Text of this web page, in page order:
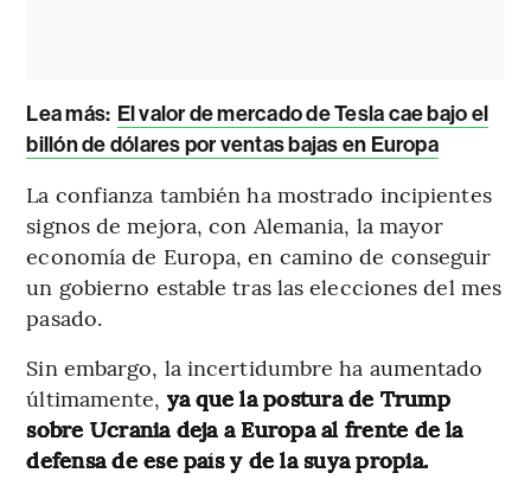
Lea más: El valor de mercado de Tesla cae bajo el
billón de dólares por ventas bajas en Europa
La confianza también ha mostrado incipientes
signos de mejora, con Alemania, la mayor
economía de Europa, en camino de conseguir
un gobierno estable tras las elecciones del mes
pasado.
Sin embargo, la incertidumbre ha aumentado
últimamente, ya que la postura de Trump
sobre Ucrania deja a Europa al frente de la
defensa de ese país y de la suya propia.